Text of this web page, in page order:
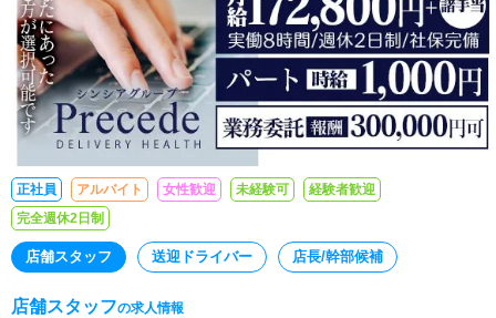
正社員 アルバイト 女性歓迎 未経験可
経験者歓迎
完全週休2日制
店舗スタッフ 送迎ドライバー 店長/幹部候補
店舗スタッフの求人情報